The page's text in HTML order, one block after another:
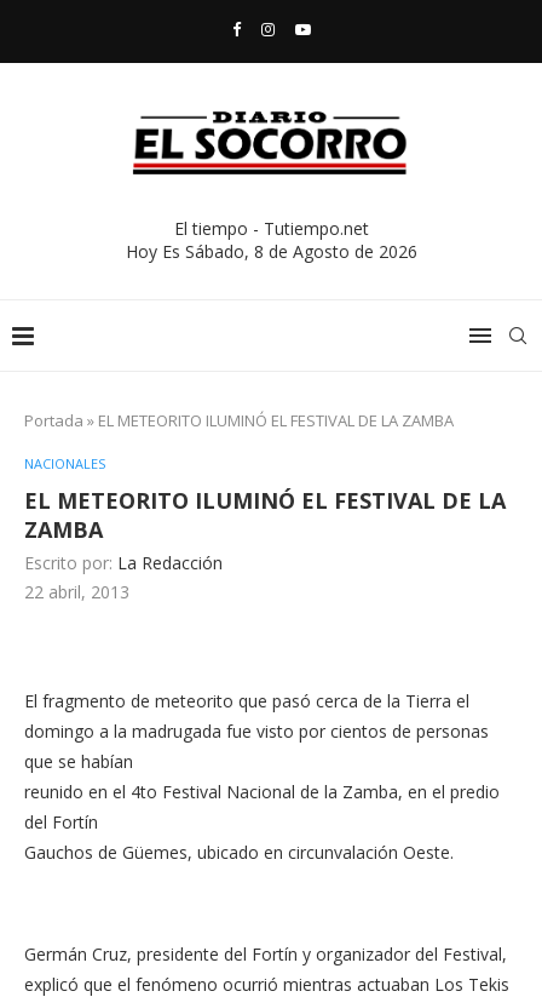
El tiempo - Tutiempo.net
Hoy Es Sábado, 8 de Agosto de 2026
Portada » EL METEORITO ILUMINÓ EL FESTIVAL DE LA ZAMBA
NACIONALES
EL METEORITO ILUMINÓ EL FESTIVAL DE LA
ZAMBA
Escrito por: La Redacción
22 abril, 2013
El fragmento de meteorito que pasó cerca de la Tierra el
domingo a la madrugada fue visto por cientos de personas
que se habían
reunido en el 4to Festival Nacional de la Zamba, en el predio
del Fortín
Gauchos de Güemes, ubicado en circunvalación Oeste.
Germán Cruz, presidente del Fortín y organizador del Festival,
explicó que el fenómeno ocurrió mientras actuaban Los Tekis